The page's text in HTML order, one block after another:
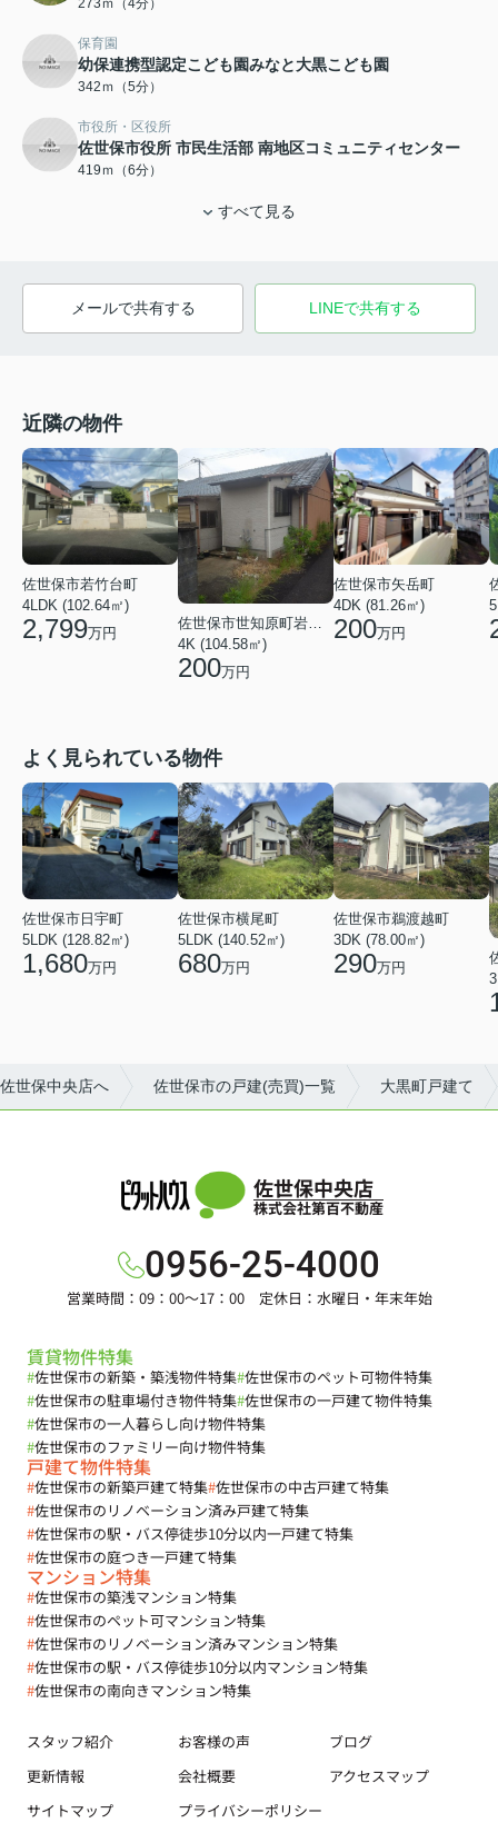
273ｍ（4分）
保育園
幼保連携型認定こども園みなと大黒こども園
342ｍ（5分）
市役所・区役所
佐世保市役所 市民生活部 南地区コミュニティセンター
419ｍ（6分）
すべて見る
メールで共有する LINEで共有する
近隣の物件
佐世保市若竹台町
4LDK (102.64㎡)
2,799万円
4K (104.58㎡)
200万円
佐世保市矢岳町
4DK (81.26㎡)
200万円
よく見られている物件
佐世保市日宇町
5LDK (128.82㎡)
1,680万円
佐世保市横尾町
5LDK (140.52㎡)
680万円
佐世保市鵜渡越町
3DK (78.00㎡)
290万円
世保中央店へ 佐世保市の戸建(売買)一覧 大黒町戸建て
佐世保中央店
株式会社第百不動産
0956-25-4000
営業時間：09：00～17：00 定休日：水曜日・年末年始
賃貸物件特集
#佐世保市の新築・築浅物件特集#佐世保市のペット可物件特集
#佐世保市の駐車場付き物件特集#佐世保市の一戸建て物件特集
#佐世保市の一人暮らし向け物件特集
#佐世保市のファミリー向け物件特集
戸建て物件特集
#佐世保市の新築戸建て特集#佐世保市の中古戸建て特集
#佐世保市のリノベーション済み戸建て特集
#佐世保市の駅・バス停徒歩10分以内一戸建て特集
#佐世保市の庭つき一戸建て特集
マンション特集
#佐世保市の築浅マンション特集
#佐世保市のペット可マンション特集
#佐世保市のリノベーション済みマンション特集
#佐世保市の駅・バス停徒歩10分以内マンション特集
#佐世保市の南向きマンション特集
スタッフ紹介 お客様の声
ブログ
更新情報
会社概要
アクセスマップ
サイトマップ
プライバシーポリシー